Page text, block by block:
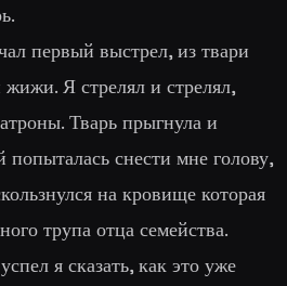
первый выстрел, из твари
Я стрелял и стрелял,
Тварь прыгнула и
снести мне голову,
на кровище которая
трупа отца семейства.
я сказать, как это уже